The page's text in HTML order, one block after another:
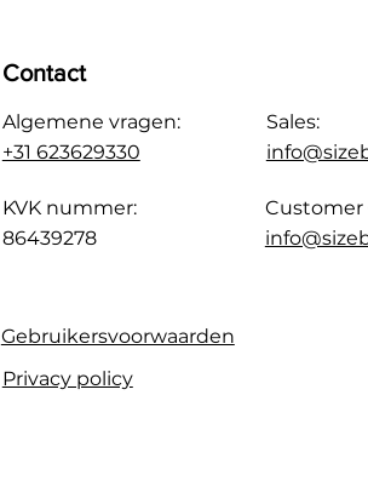
Contact
Algemene vragen:
+31 623629330
KVK nummer:
86439278
Sales:
Customer
Gebruikersvoorwaarden
Privacy policy